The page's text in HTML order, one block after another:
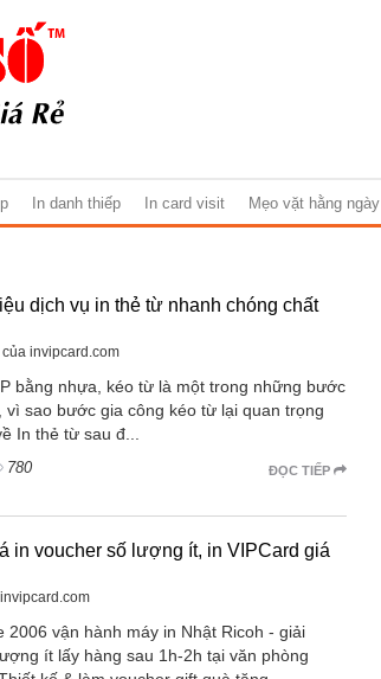
In danh thiếp In card visit Mẹo vặt hằng ngày
dịch vụ in thẻ từ nhanh chóng chất
của invipcard.com
bằng nhựa, kéo từ là một trong những bước
vì sao bước gia công kéo từ lại quan trọng
In thẻ từ sau đ...
ĐỌC TIẾP
780
in voucher số lượng ít, in VIPCard giá
2006 vận hành máy in Nhật Ricoh - giải
ít lấy hàng sau 1h-2h tại văn phòng